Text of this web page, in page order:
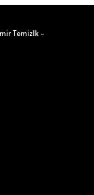
Temizlk -